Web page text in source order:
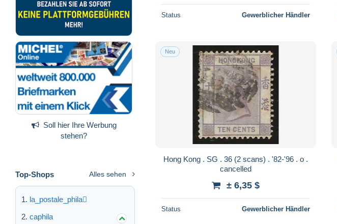
Soll hier Ihre Werbung
stehen?
Top-Shops Alles sehen
la_postale_phila
caphila
Status Gewerblicher Händler
Neu
Hong Kong . SG . 36 (2 scans) . '82-'96 . o .
cancelled
± 6,35 $
Status Gewerblicher Händler